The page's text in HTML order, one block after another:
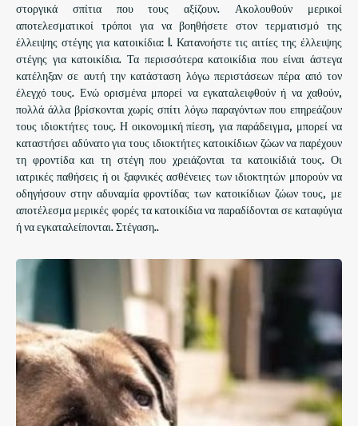
στοργικά σπίτια που τους αξίζουν. Ακολουθούν μερικοί
αποτελεσματικοί τρόποι για να βοηθήσετε στον τερματισμό της
έλλειψης στέγης για κατοικίδια: 1. Κατανοήστε τις αιτίες της έλλειψης
στέγης για κατοικίδια. Τα περισσότερα κατοικίδια που είναι άστεγα
κατέληξαν σε αυτή την κατάσταση λόγω περιστάσεων πέρα ​​από τον
έλεγχό τους. Ενώ ορισμένα μπορεί να εγκαταλειφθούν ή να χαθούν,
πολλά άλλα βρίσκονται χωρίς σπίτι λόγω παραγόντων που επηρεάζουν
τους ιδιοκτήτες τους. Η οικονομική πίεση, για παράδειγμα, μπορεί να
καταστήσει αδύνατο για τους ιδιοκτήτες κατοικίδιων ζώων να παρέχουν
τη φροντίδα και τη στέγη που χρειάζονται τα κατοικίδιά τους. Οι
ιατρικές παθήσεις ή οι ξαφνικές ασθένειες των ιδιοκτητών μπορούν να
οδηγήσουν στην αδυναμία φροντίδας των κατοικίδιων ζώων τους, με
αποτέλεσμα μερικές φορές τα κατοικίδια να παραδίδονται σε καταφύγια
ή να εγκαταλείπονται. Στέγαση..